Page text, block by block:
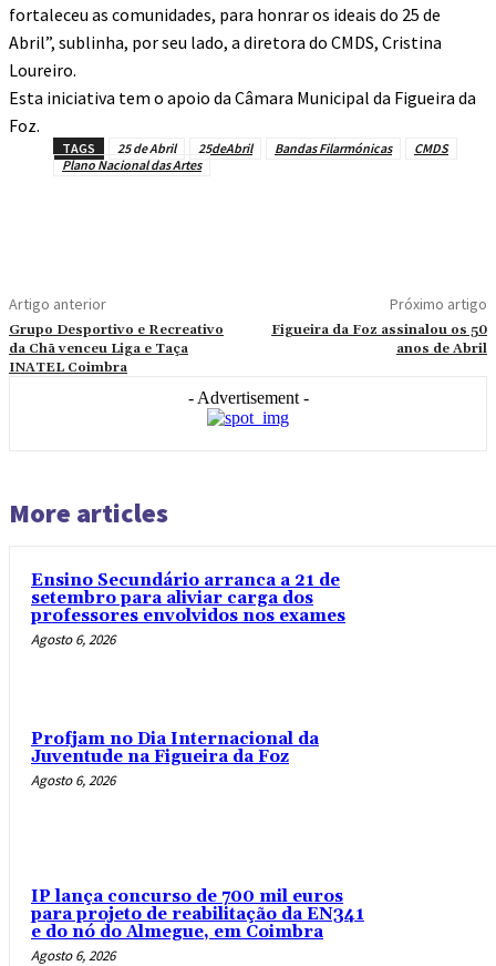
fortaleceu as comunidades, para honrar os ideais do 25 de
Abril”, sublinha, por seu lado, a diretora do CMDS, Cristina
Loureiro.
Esta iniciativa tem o apoio da Câmara Municipal da Figueira da
Foz.
TAGS 25 de Abril 25deAbril Bandas Filarmónicas
CMDS
Plano Nacional das Artes
Artigo anterior
Grupo Desportivo e Recreativo
da Chã venceu Liga e Taça
INATEL Coimbra
Próximo artigo
Figueira da Foz assinalou os 50
anos de Abril
- Advertisement -
More articles
Ensino Secundário arranca a 21 de
setembro para aliviar carga dos
professores envolvidos nos exames
Agosto 6, 2026
Profjam no Dia Internacional da
Juventude na Figueira da Foz
Agosto 6, 2026
IP lança concurso de 700 mil euros
para projeto de reabilitação da EN341
e do nó do Almegue, em Coimbra
Agosto 6, 2026